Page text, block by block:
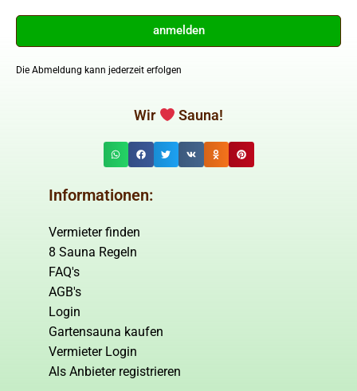
anmelden
Die Abmeldung kann jederzeit erfolgen
Wir Sauna!
Informationen:
Vermieter finden
8 Sauna Regeln
FAQ's
AGB's
Login
Gartensauna kaufen
Vermieter Login
Als Anbieter registrieren